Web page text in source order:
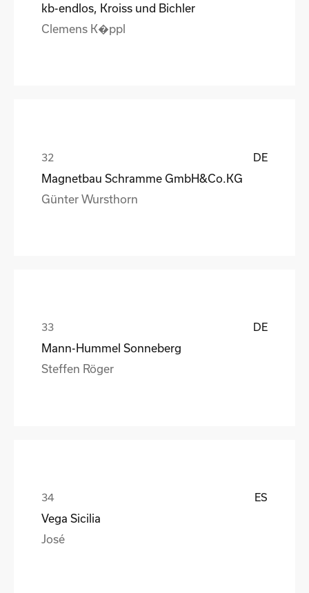
kb-endlos, Kroiss und Bichler
Clemens K�ppl
DE
Magnetbau Schramme GmbH&Co.KG
Günter Wursthorn
DE
Mann-Hummel Sonneberg
Steffen Röger
ES
Vega Sicilia
José